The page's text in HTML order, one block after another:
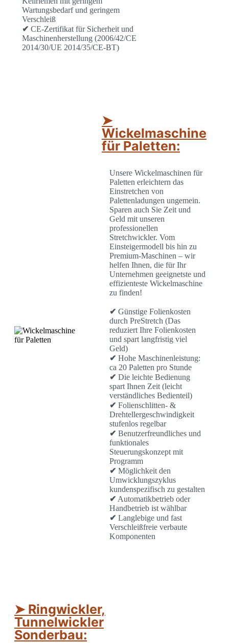
Wartungsbedarf und geringem
Verschleiß
✔ CE-Zertifikat für Sicherheit und
Maschinenherstellung (2006/42/CE
2014/30/UE 2014/35/CE-BT)
➤
Wickelmaschine
für Paletten:
Unsere Wickelmaschinen für
Paletten erleichtern das
Einstretchen von
Palettenladungen ungemein.
Sparen auch Sie Zeit und
Geld mit unseren
professionellen
Stretchwickler. Vom
Einsteigermodell bis hin zu
Premium-Maschinen – wir
helfen Ihnen, die für Ihr
Unternehmen geeignetste und
effizienteste Wickelmaschine
zu finden!
✔ Günstige Folienkosten
durch PreStretch (Das
reduziert Ihre Folienkosten
und spart langfristig viel
Geld)
✔ Hohe Maschinenleistung:
ca 20 Paletten pro Stunde
✔ Die leichte Bedienung
spart Ihnen Zeit (leicht
verständliches Bedienteil)
✔ Folienschlitten- &
Drehtellergeschwindigkeit
stufenlos regelbar
✔ Benutzerfreundliches und
funktionales
Steuerungskonzept mit
Programm
✔ Möglichkeit den
Umwicklungszyklus
kundenspezifisch zu gestalten
✔ Automatikbetrieb oder
Handbetrieb ist wählbar
✔ Langlebige und fast
Verschleißfreie verbaute
Komponenten
➤ Ringwickler,
Tunnelwickler
Sonderbau: